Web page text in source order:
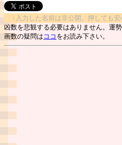
↑入力した名前は非公開。押しても安
凶数を悲観する必要はありません。運
画数の疑問は ココ をお読み下さい。